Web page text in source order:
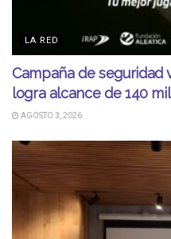
LA RED
Campaña de seguridad
logra alcance de 140
AGOSTO 3, 2026